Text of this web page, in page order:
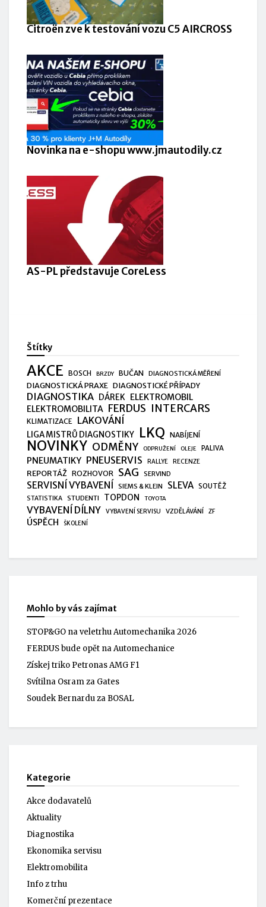
Citroën zve k testování vozu C5 AIRCROSS
Novinka na e-shopu www.jmautodily.cz
AS-PL představuje CoreLess
Štítky
AKCE BOSCH BRZDY BUČAN DIAGNOSTICKÁ MĚŘENÍ
DIAGNOSTICKÁ PRAXE DIAGNOSTICKÉ PŘÍPADY
DIAGNOSTIKA DÁREK ELEKTROMOBIL
ELEKTROMOBILITA FERDUS INTERCARS
KLIMATIZACE LAKOVÁNÍ
LIGA MISTRŮ DIAGNOSTIKY LKQ NABÍJENÍ
NOVINKY ODMĚNY ODPRUŽENÍ OLEJE PALIVA
PNEUMATIKY PNEUSERVIS RALLYE RECENZE
REPORTÁŽ ROZHOVOR SAG SERVIND
SERVISNÍ VYBAVENÍ SIEMS & KLEIN SLEVA SOUTĚŽ
STATISTIKA STUDENTI TOPDON TOYOTA
VYBAVENÍ DÍLNY VYBAVENÍ SERVISU VZDĚLÁVÁNÍ ZF
ÚSPĚCH ŠKOLENÍ
Mohlo by vás zajímat
STOP&GO na veletrhu Automechanika 2026
FERDUS bude opět na Automechanice
Získej triko Petronas AMG F1
Svítilna Osram za Gates
Soudek Bernardu za BOSAL
Kategorie
Akce dodavatelů
Aktuality
Diagnostika
Ekonomika servisu
Elektromobilita
Info z trhu
Komerční prezentace